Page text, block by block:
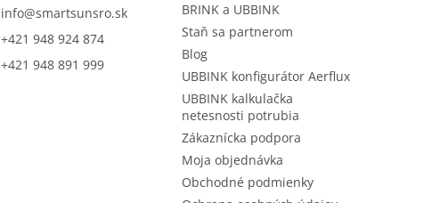
info@smartsunsro.sk
+421 948 924 874
+421 948 891 999
BRINK a UBBINK
Staň sa partnerom
Blog
UBBINK konfigurátor Aerflux
UBBINK kalkulačka
netesnosti potrubia
Zákaznícka podpora
Moja objednávka
Obchodné podmienky